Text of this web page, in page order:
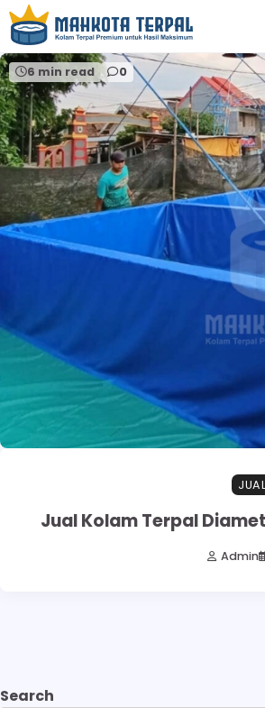
Home kolam terpal pekarangan
6 min read 0
Jual Kolam Terpal
Admin
Search